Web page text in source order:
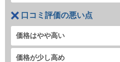
口コミ評価の悪い点
価格はやや高い
価格が少し高め